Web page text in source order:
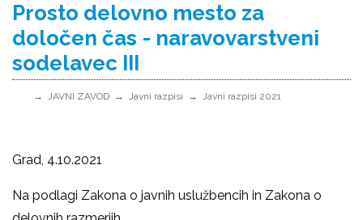
Prosto delovno mesto za
določen čas - naravovarstveni
sodelavec III
JAVNI ZAVOD Javni razpisi Javni razpisi 2021
Grad, 4.10.2021
Na podlagi Zakona o javnih uslužbencih in Zakona o